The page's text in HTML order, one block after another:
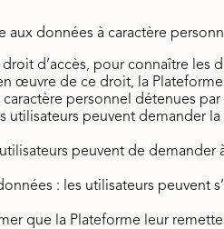
données à caractère
d’accès, pour connaître
œuvre de ce droit, la
personnel détenues
utilisateurs peuvent demander
peuvent de
: les utilisateurs
que la Plateforme leur